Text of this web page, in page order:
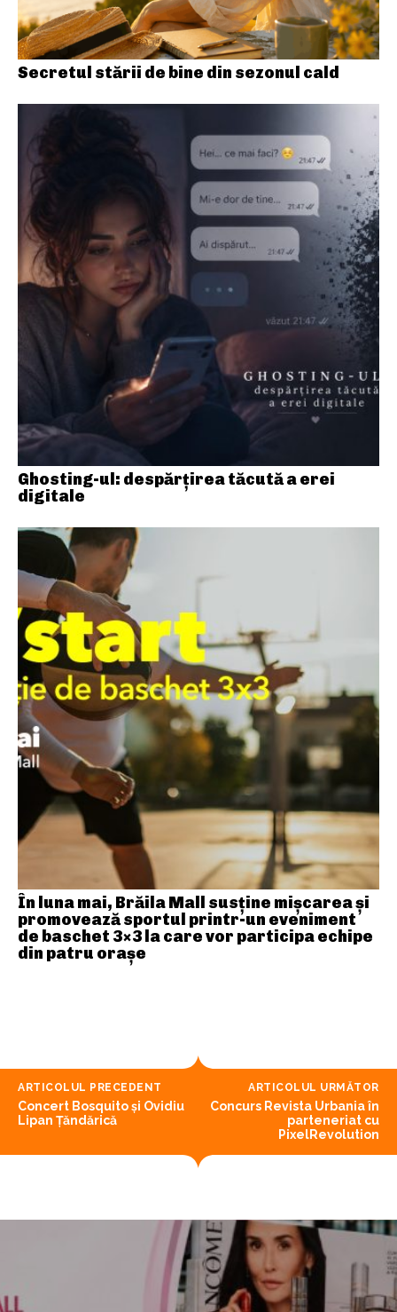
Secretul stării de bine din sezonul cald
Ghosting-ul: despărțirea tăcută a erei
digitale
În luna mai, Brăila Mall susține mişcarea și
promovează sportul printr-un eveniment
de baschet 3×3 la care vor participa echipe
din patru orașe
ARTICOLUL PRECEDENT
Concert Bosquito și Ovidiu
Lipan Țăndărică
ARTICOLUL URMĂTOR
Concurs Revista Urbania în
parteneriat cu
PixelRevolution